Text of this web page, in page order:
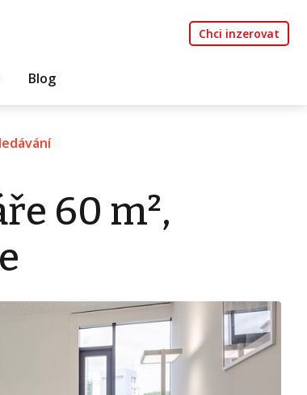
Chci inzerovat
Blog
60 m²,